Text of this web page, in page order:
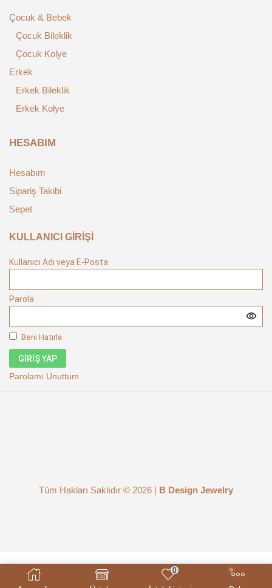
0
Çocuk & Bebek
Çocuk Bileklik
Çocuk Kolye
Erkek
Erkek Bileklik
Erkek Kolye
HESABIM
Hesabım
Sipariş Takibi
Sepet
KULLANICI GİRİŞİ
Kullanıcı Adı veya E-Posta
Parola
Beni Hatırla
GIRIŞ YAP
Parolamı Unuttum
Tüm Hakları Saklıdır © 2026 | B Design Jewelry